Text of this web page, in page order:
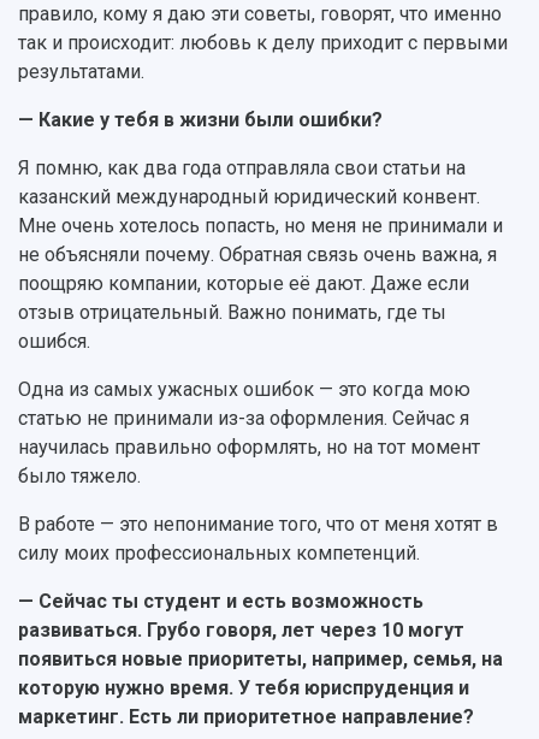
правило, кому я даю эти советы, говорят, что именно
так и происходит: любовь к делу приходит с первыми
результатами.
— Какие у тебя в жизни были ошибки?
Я помню, как два года отправляла свои статьи на
казанский международный юридический конвент.
Мне очень хотелось попасть, но меня не принимали и
не объясняли почему. Обратная связь очень важна, я
поощряю компании, которые её дают. Даже если
отзыв отрицательный. Важно понимать, где ты
ошибся.
Одна из самых ужасных ошибок — это когда мою
статью не принимали из-за оформления. Сейчас я
научилась правильно оформлять, но на тот момент
было тяжело.
В работе — это непонимание того, что от меня хотят в
силу моих профессиональных компетенций.
— Сейчас ты студент и есть возможность
развиваться. Грубо говоря, лет через 10 могут
появиться новые приоритеты, например, семья, на
которую нужно время. У тебя юриспруденция и
маркетинг. Есть ли приоритетное направление?